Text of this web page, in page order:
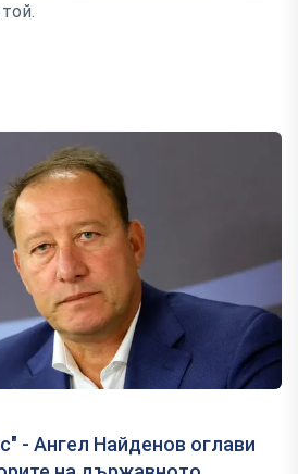
- Ангел Найденов оглави